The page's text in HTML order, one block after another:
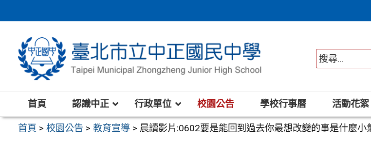
至
區
首頁 認識中正 行政單位 校園公告 學校行事曆 活動花絮
首頁 >校園公告 >教育宣導 > 晨讀影片:0602要是能回到過去你最想改變的事是什麼